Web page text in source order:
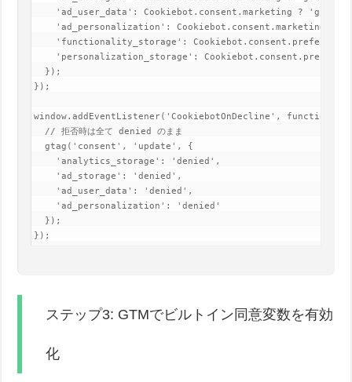
'ad_user_data': Cookiebot.consent.marketing ?
'ad_personalization': Cookiebot.consent.marketing ?
'functionality_storage':
'personalization_storage':
  });
});
window.addEventListener('CookiebotOnDecline', function()
  // 拒否時は全て denied のまま
  gtag('consent', 'update', {
    'analytics_storage': 'denied',
    'ad_storage': 'denied',
    'ad_user_data': 'denied',
    'ad_personalization': 'denied'
  });
});
ステップ3: GTMでビルトイン同意変数を有効
化